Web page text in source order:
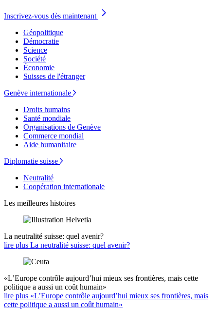
Inscrivez-vous dès maintenant
Géopolitique
Démocratie
Science
Société
Économie
Suisses de l'étranger
Genève internationale
Droits humains
Santé mondiale
Organisations de Genève
Commerce mondial
Aide humanitaire
Diplomatie suisse
Neutralité
Coopération internationale
Les meilleures histoires
La neutralité suisse: quel avenir?
lire plus La neutralité suisse: quel avenir?
«L’Europe contrôle aujourd’hui mieux ses frontières, mais cette
politique a aussi un coût humain»
lire plus «L’Europe contrôle aujourd’hui mieux ses frontières, mais
cette politique a aussi un coût humain»